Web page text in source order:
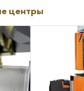
центры